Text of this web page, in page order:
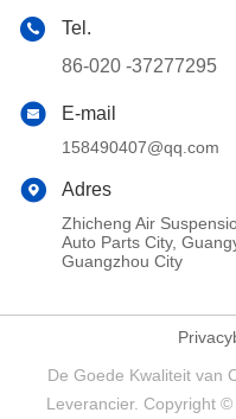
Tel.
86-020 -37277295
E-mail
158490407@qq.com
Adres
Zhicheng Air
Auto Parts City,
Guangzhou City
De Goede Kwaliteit van
Leverancier. Copyright